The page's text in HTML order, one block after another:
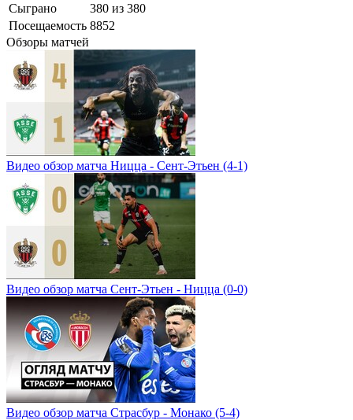
Сыграно
380 из 380
Посещаемость 8852
Обзоры матчей
Видео обзор матча Ницца - Сент-Этьен (4-1)
Видео обзор матча Сент-Этьен - Ницца (0-0)
Видео обзор матча Страсбур - Монако (5-4)